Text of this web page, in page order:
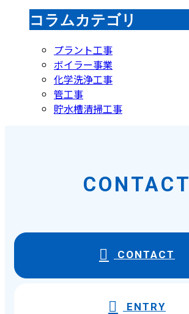
コラムカテゴリ
プラント工事
ボイラー事業
化学洗浄工事
管工事
貯水槽清掃工事
CONTACT
CONTACT
ENTRY